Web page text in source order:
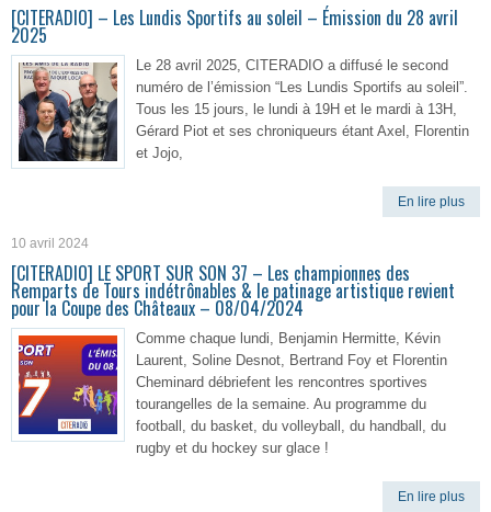
[CITERADIO] – Les Lundis Sportifs au soleil – Émission du 28 avril
2025
Le 28 avril 2025, CITERADIO a diffusé le second
numéro de l’émission “Les Lundis Sportifs au soleil”.
Tous les 15 jours, le lundi à 19H et le mardi à 13H,
Gérard Piot et ses chroniqueurs étant Axel, Florentin
et Jojo,
En lire plus
10 avril 2024
[CITERADIO] LE SPORT SUR SON 37 – Les championnes des
Remparts de Tours indétrônables & le patinage artistique revient
pour la Coupe des Châteaux – 08/04/2024
Comme chaque lundi, Benjamin Hermitte, Kévin
Laurent, Soline Desnot, Bertrand Foy et Florentin
Cheminard débriefent les rencontres sportives
tourangelles de la semaine. Au programme du
football, du basket, du volleyball, du handball, du
rugby et du hockey sur glace !
En lire plus